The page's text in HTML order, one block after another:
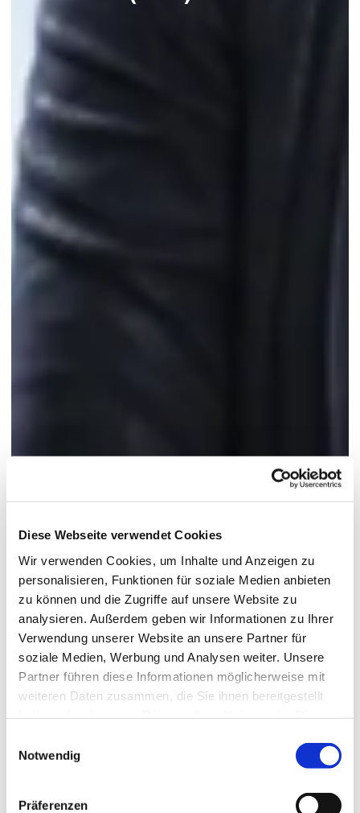
Diese Webseite verwendet Cookies
Wir verwenden Cookies, um Inhalte und Anzeigen zu
personalisieren, Funktionen für soziale Medien anbieten
zu können und die Zugriffe auf unsere Website zu
analysieren. Außerdem geben wir Informationen zu Ihrer
Verwendung unserer Website an unsere Partner für
soziale Medien, Werbung und Analysen weiter. Unsere
Partner führen diese Informationen möglicherweise mit
weiteren Daten zusammen, die Sie ihnen bereitgestellt
Notwendig
Präferenzen